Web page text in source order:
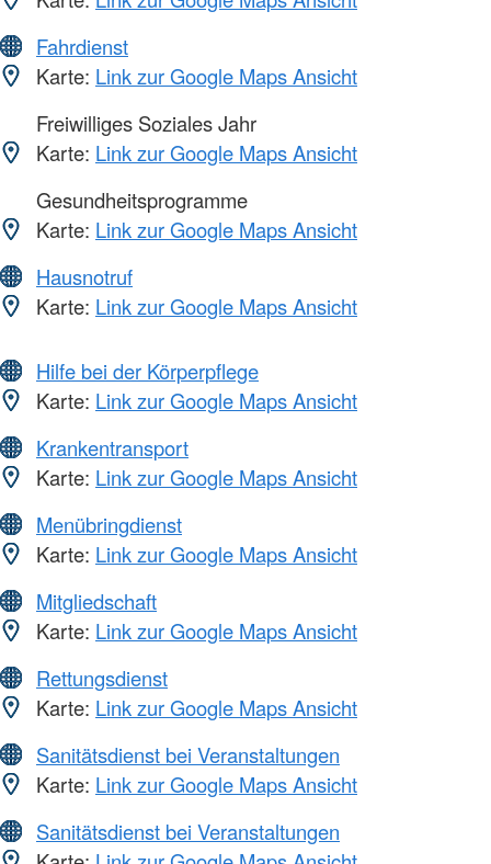
Fahrdienst
Karte: Link zur Google Maps Ansicht
Freiwilliges Soziales Jahr
Karte: Link zur Google Maps Ansicht
Gesundheitsprogramme
Karte: Link zur Google Maps Ansicht
Hausnotruf
Karte: Link zur Google Maps Ansicht
Hilfe bei der Körperpflege
Karte: Link zur Google Maps Ansicht
Krankentransport
Karte: Link zur Google Maps Ansicht
Menübringdienst
Karte: Link zur Google Maps Ansicht
Mitgliedschaft
Karte: Link zur Google Maps Ansicht
Rettungsdienst
Karte: Link zur Google Maps Ansicht
Sanitätsdienst bei Veranstaltungen
Karte: Link zur Google Maps Ansicht
Sanitätsdienst bei Veranstaltungen